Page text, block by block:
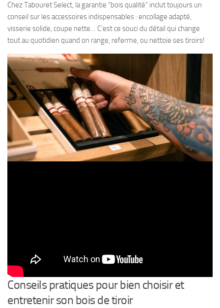
Chez Tabouret Select, la garantie “bois qualité” inclut toujours un
conseil sur les accessoires indispensables : encollage adapté,
visserie solide, coupe nette… C’est ce souci du détail qui change
tout au quotidien quand on range, referme, ou nettoie ses tiroirs!
Conseils pratiques pour bien choisir et
entretenir son bois de tiroir